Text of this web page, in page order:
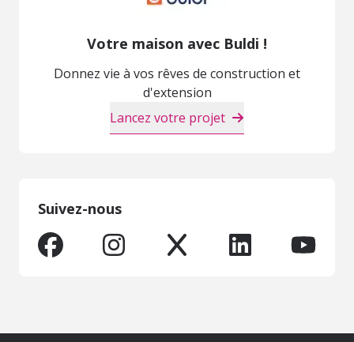
Votre maison avec Buldi !
Donnez vie à vos rêves de construction et
d'extension
Lancez votre projet
Suivez-nous